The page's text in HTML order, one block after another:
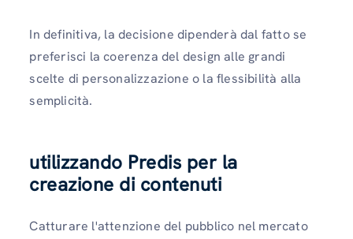
In definitiva, la decisione dipenderà dal fatto se
preferisci la coerenza del design alle grandi
scelte di personalizzazione o la flessibilità alla
semplicità.
utilizzando Predis per la
creazione di contenuti
Catturare l'attenzione del pubblico nel mercato